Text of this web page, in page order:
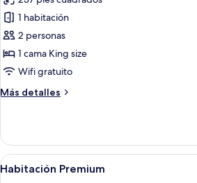
de
Habitación
superior,
balcón,
parcial
1 habitación
2 personas
1 cama King size
Wifi gratuito
Más detalles
Más
superior,
balcón,
vista
Abrir
todas
Zona
8
Habitación Premium